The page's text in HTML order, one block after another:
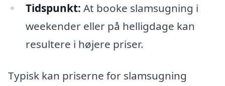
Tidspunkt: At booke slamsugning i
weekender eller på helligdage kan
resultere i højere priser.
Typisk kan priserne for slamsugning